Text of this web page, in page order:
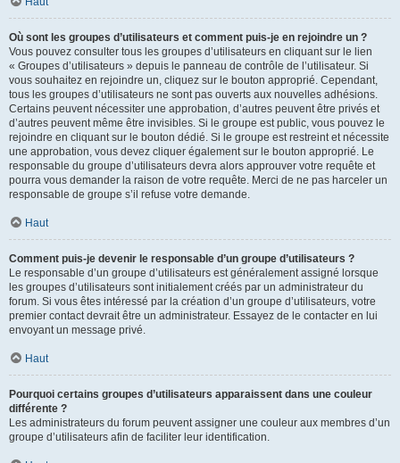
Où sont les groupes d’utilisateurs et comment puis-je en rejoindre un ?
Vous pouvez consulter tous les groupes d’utilisateurs en cliquant sur le lien
« Groupes d’utilisateurs » depuis le panneau de contrôle de l’utilisateur. Si
vous souhaitez en rejoindre un, cliquez sur le bouton approprié. Cependant,
tous les groupes d’utilisateurs ne sont pas ouverts aux nouvelles adhésions.
Certains peuvent nécessiter une approbation, d’autres peuvent être privés et
d’autres peuvent même être invisibles. Si le groupe est public, vous pouvez le
rejoindre en cliquant sur le bouton dédié. Si le groupe est restreint et nécessite
une approbation, vous devez cliquer également sur le bouton approprié. Le
responsable du groupe d’utilisateurs devra alors approuver votre requête et
pourra vous demander la raison de votre requête. Merci de ne pas harceler un
responsable de groupe s’il refuse votre demande.
Haut
Comment puis-je devenir le responsable d’un groupe d’utilisateurs ?
Le responsable d’un groupe d’utilisateurs est généralement assigné lorsque
les groupes d’utilisateurs sont initialement créés par un administrateur du
forum. Si vous êtes intéressé par la création d’un groupe d’utilisateurs, votre
premier contact devrait être un administrateur. Essayez de le contacter en lui
envoyant un message privé.
Haut
Pourquoi certains groupes d’utilisateurs apparaissent dans une couleur
différente ?
Les administrateurs du forum peuvent assigner une couleur aux membres d’un
groupe d’utilisateurs afin de faciliter leur identification.